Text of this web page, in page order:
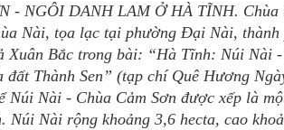
- NGÔI DANH LAM Ở HÀ TĨNH. Chùa
Nài, tọa lạc tại phường Đại Nài, thành
Xuân Bắc trong bài: “Hà Tĩnh: Núi Nài -
đất Thành Sen” (tạp chí Quê Hương
Núi Nài - Chùa Cảm Sơn được xếp là
Núi Nài rộng khoảng 3,6 hecta, cao